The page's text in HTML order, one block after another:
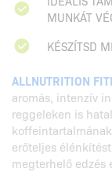
MUNKÁT
KÉSZÍTSD
ALLNUTRITION
aromás, intenzív
reggeleken is
erőteljes
megterhelő edzés